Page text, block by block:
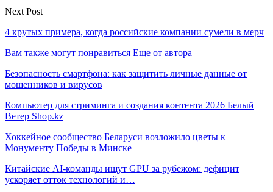
Next Post
4 крутых примера, когда российские компании сумели в мерч
Вам также могут понравиться Еще от автора
Безопасность смартфона: как защитить личные данные от
мошенников и вирусов
Компьютер для стриминга и создания контента 2026 Белый
Ветер Shop.kz
Хоккейное сообщество Беларуси возложило цветы к
Монументу Победы в Минске
Китайские AI-команды ищут GPU за рубежом: дефицит
ускоряет отток технологий и…